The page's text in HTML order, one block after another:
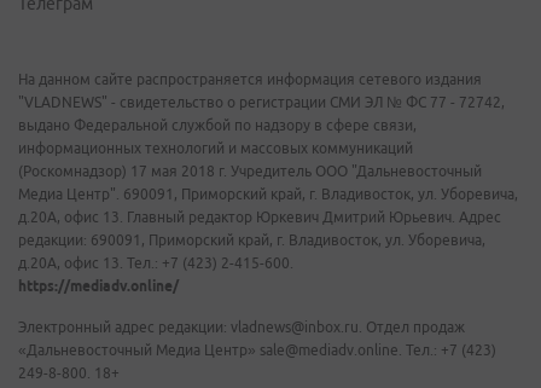
На данном сайте распространяется информация сетевого издания
"VLADNEWS" - свидетельство о регистрации СМИ ЭЛ № ФС 77 - 72742,
выдано Федеральной службой по надзору в сфере связи,
информационных технологий и массовых коммуникаций
(Роскомнадзор) 17 мая 2018 г. Учредитель ООО "Дальневосточный
Медиа Центр". 690091, Приморский край, г. Владивосток, ул. Уборевича,
д.20А, офис 13. Главный редактор Юркевич Дмитрий Юрьевич. Адрес
редакции: 690091, Приморский край, г. Владивосток, ул. Уборевича,
д.20А, офис 13. Тел.: +7 (423) 2-415-600.
https://mediadv.online/
Электронный адрес редакции: vladnews@inbox.ru. Отдел продаж
«Дальневосточный Медиа Центр» sale@mediadv.online. Тел.: +7 (423)
249-8-800. 18+